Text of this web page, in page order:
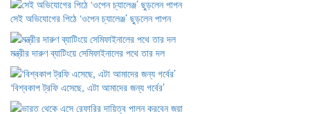
সেই অভিযোগের পিঠে ‘ওপেন চ্যালেঞ্জ’ ছুড়লেন পাপন
মন্ত্রীর দারুণ ব্যাটিংয়ে সেমিফাইনালের পথে তার দল
‘বিশ্বকাপ ট্রফি এসেছে, এটা আমাদের জন্য গর্বের’